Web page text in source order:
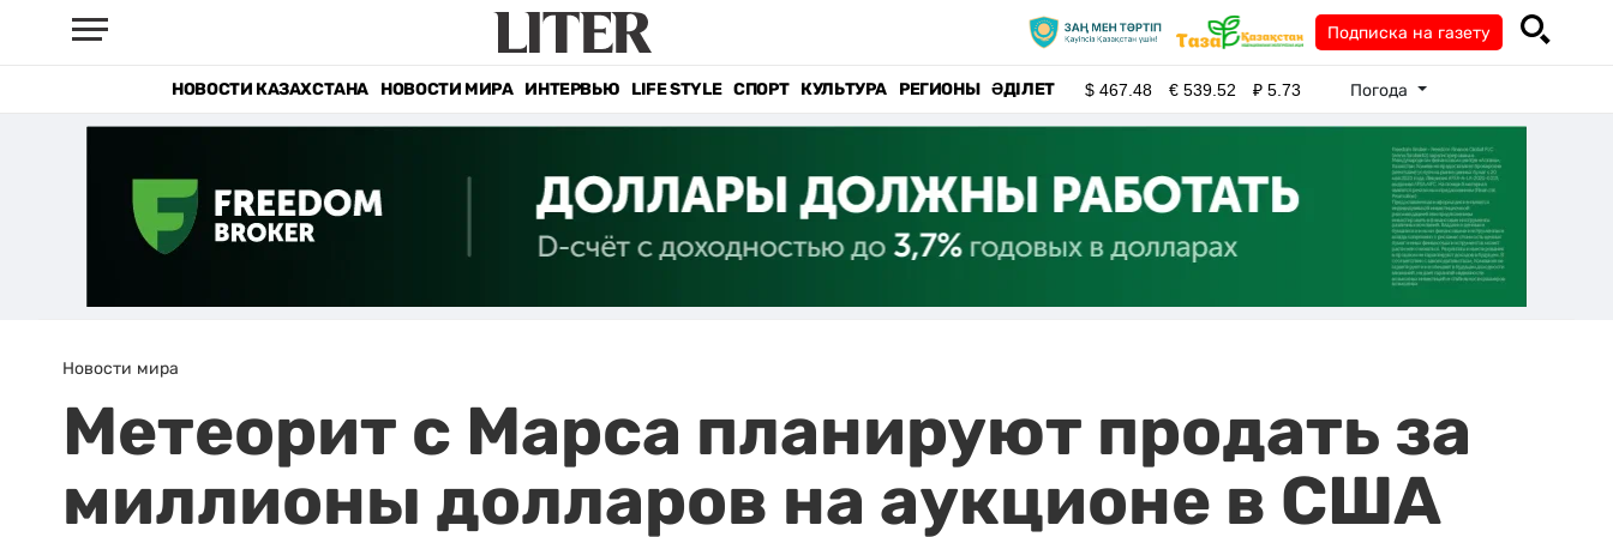
Подписка на газету
НОВОСТИ КАЗАХСТАНА НОВОСТИ МИРА ИНТЕРВЬЮ LIFE STYLE СПОРТ КУЛЬТУРА РЕГИОНЫ ӘДІЛЕТ $467.48 €539.52 ₽5.73 Погода
Новости мира
Метеорит с Марса планируют продать за
миллионы долларов на аукционе в США